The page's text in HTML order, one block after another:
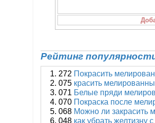
Рейтинг
272 Покрасить
075 красить
071 Белые пряди
070 Покраска после
068 Можно ли закрасить
048 как убрать желтизну